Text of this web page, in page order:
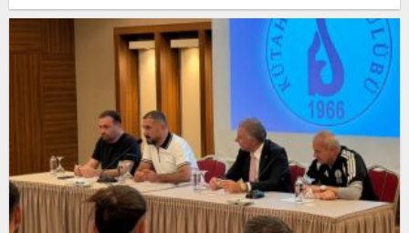
AİLELERİ VE GAZİLERİ AĞIRLADI